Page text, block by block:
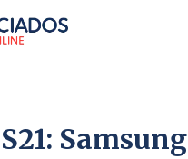
Samsung